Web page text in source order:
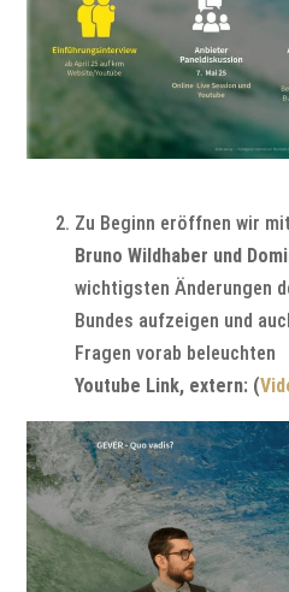
Zu Beginn eröffnen wir
Bruno Wildhaber und
wichtigsten Änderungen
Bundes aufzeigen und
Fragen vorab beleuchten
Youtube Link, extern: (